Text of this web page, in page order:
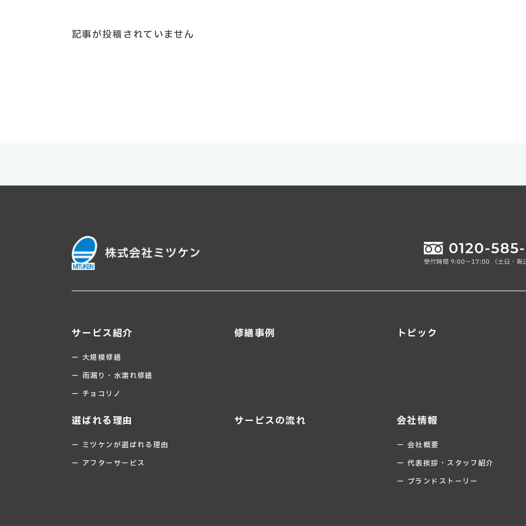
記事が投稿されていません
サービス紹介
ー 大規模修繕
ー 雨漏り・水濡れ修繕
ー チョコリノ
修繕事例 トピック
選ばれる理由
ー ミツケンが選ばれる理由
ー アフターサービス
サービスの流れ 会社情報
ー 会社概要
ー 代表挨拶・スタッフ紹介
ー ブランドストーリー